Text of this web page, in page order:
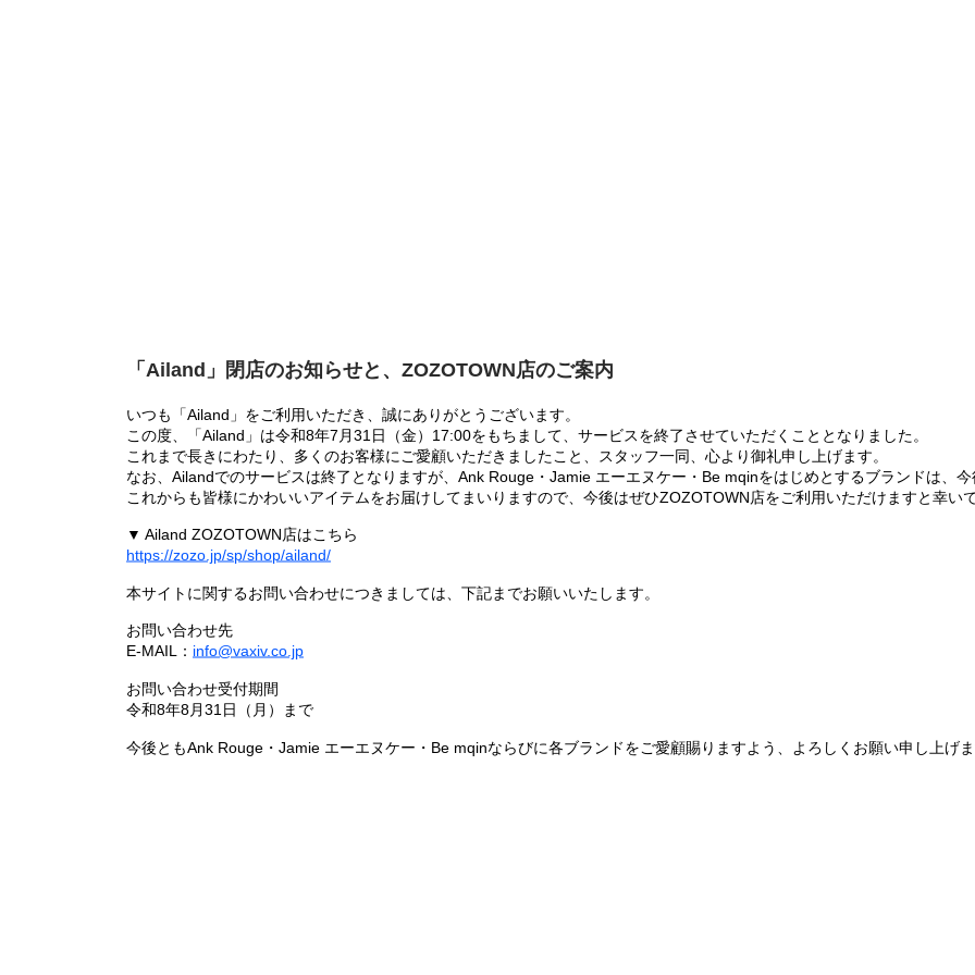
「Ailand」閉店のお知らせと、ZOZOTOWN店のご案内
いつも「Ailand」をご利用いただき、誠にありがとうございます。
この度、「Ailand」は令和8年7月31日（金）17:00をもちまして、サービスを終了させていただくこととなりました。
これまで長きにわたり、多くのお客様にご愛顧いただきましたこと、スタッフ一同、心より御礼申し上げます。
なお、Ailandでのサービスは終了となりますが、Ank Rouge・Jamie エーエヌケー・Be mqinをはじめとするブランドは、
これからも皆様にかわいいアイテムをお届けしてまいりますので、今後はぜひZOZOTOWN店をご利用いただけますと幸いで
▼ Ailand ZOZOTOWN店はこちら
https://zozo.jp/sp/shop/ailand/
本サイトに関するお問い合わせにつきましては、下記までお願いいたします。
お問い合わせ先
E-MAIL： info@vaxiv.co.jp
お問い合わせ受付期間
令和8年8月31日（月）まで
今後ともAnk Rouge・Jamie エーエヌケー・Be mqinならびに各ブランドをご愛顧賜りますよう、よろしくお願い申し上げま